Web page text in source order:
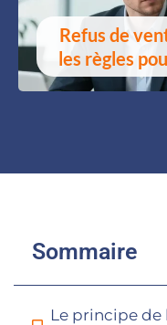
Refus de
les règles
Sommaire
Le principe